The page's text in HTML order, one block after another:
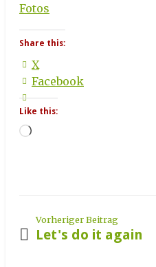
Fotos
Share this:
X
Facebook
Like this:
Loading…
Vorheriger Beitrag
Let's do it again